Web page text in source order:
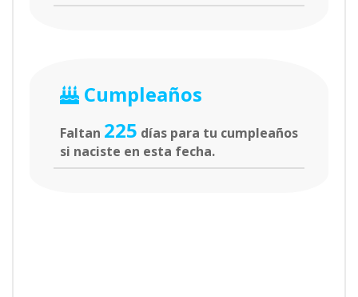
Cumpleaños
Faltan 225 días para tu cumpleaños
si naciste en esta fecha.